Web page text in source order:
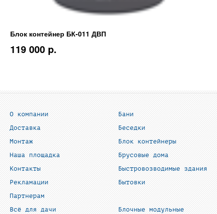
Блок контейнер БК-011 ДВП
119 000 p.
О компании
Доставка
Монтаж
Наша площадка
Контакты
Рекламации
Партнерам
Бани
Беседки
Блок контейнеры
Брусовые дома
Быстровозводимые здания
Бытовки
Всё для дачи
Блочные модульные